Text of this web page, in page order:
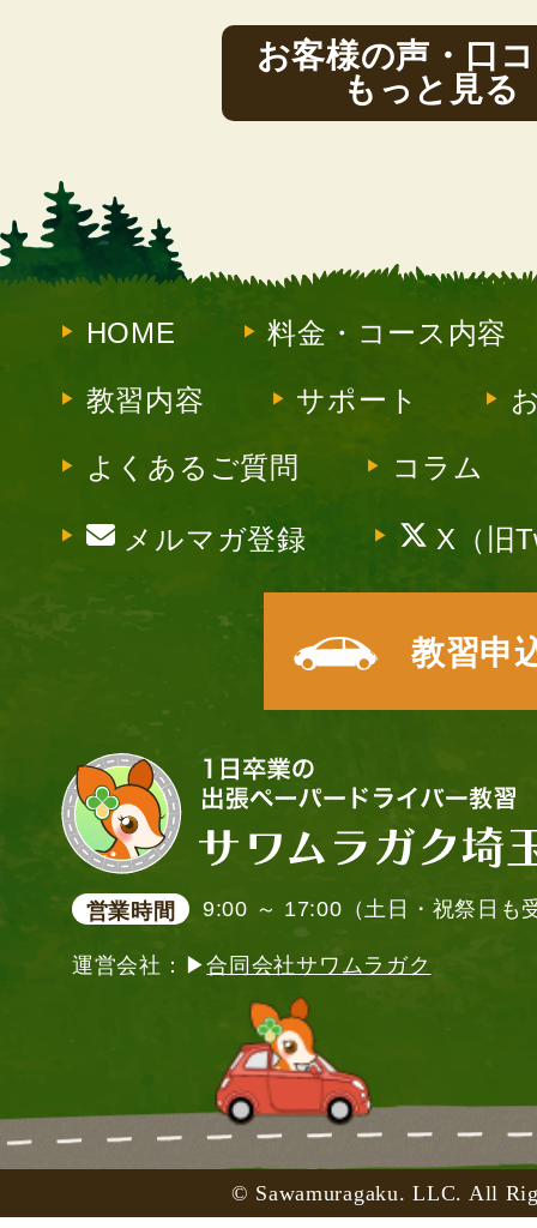
お客様の声・口
もっと見る
HOME 料金・コース内容
教習内容 サポート
よくあるご質問 コラム
メルマガ登録 X（旧
教習申
営業時間 9:00 ～ 17:00（土日・祝祭日も
運営会社：▶合同会社サワムラガク
© Sawamuragaku. LLC. All